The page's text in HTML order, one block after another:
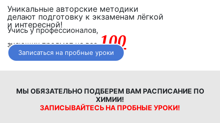
Уникальные авторские методики
делают подготовку к экзаменам лёгкой
и интересной!
Учись у профессионалов,
знающих предмет на все100
Записаться на пробные уроки
МЫ ОБЯЗАТЕЛЬНО ПОДБЕРЕМ ВАМ РАСПИСАНИЕ ПО
ХИМИИ!
ЗАПИСЫВАЙТЕСЬ НА ПРОБНЫЕ УРОКИ!